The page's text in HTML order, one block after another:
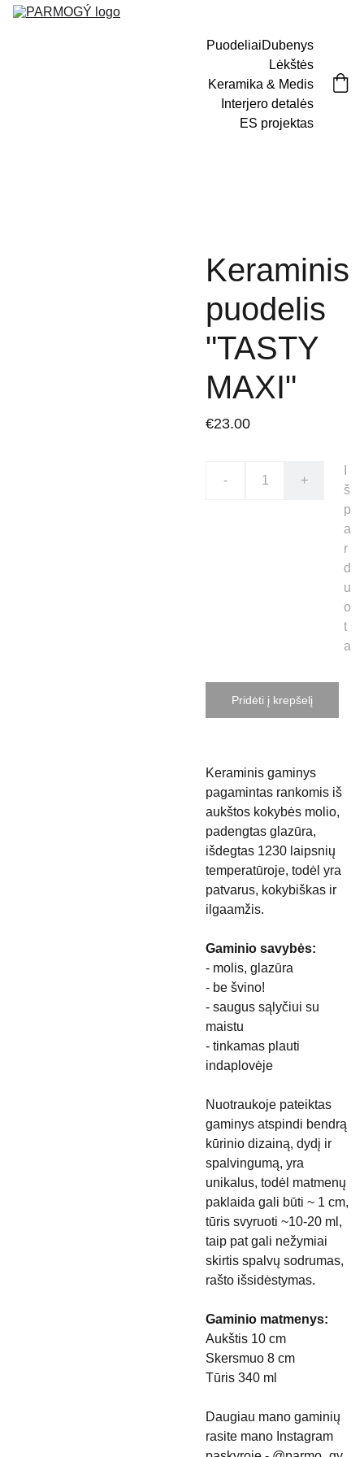
PuodeliaiDubenys
Lėkštės
Keramika & Medis
Interjero detalės
ES projektas
Keraminis
puodelis
"TASTY
MAXI"
€23.00
- +
š
p
a
r
d
u
o
t
a
Pridėti į krepšelį
Keraminis gaminys
pagamintas rankomis iš
aukštos kokybės molio,
padengtas glazūra,
išdegtas 1230 laipsnių
temperatūroje, todėl yra
patvarus, kokybiškas ir
ilgaamžis.
Gaminio savybės:
- molis, glazūra
- be švino!
- saugus sąlyčiui su
maistu
- tinkamas plauti
indaplovėje
Nuotraukoje pateiktas
gaminys atspindi bendrą
kūrinio dizainą, dydį ir
spalvingumą, yra
unikalus, todėl matmenų
paklaida gali būti ~ 1 cm,
tūris svyruoti ~10-20 ml,
taip pat gali nežymiai
skirtis spalvų sodrumas,
rašto išsidėstymas.
Gaminio matmenys:
Aukštis 10 cm
Skersmuo 8 cm
Tūris 340 ml
Daugiau mano gaminių
rasite mano Instagram